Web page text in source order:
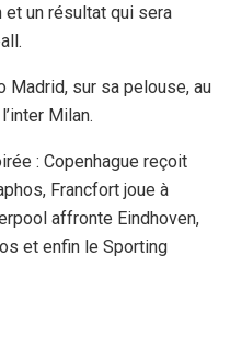
et un résultat qui sera
Madrid, sur sa pelouse, au
Milan.
: Copenhague reçoit
Francfort joue à
affronte Eindhoven,
et enfin le Sporting